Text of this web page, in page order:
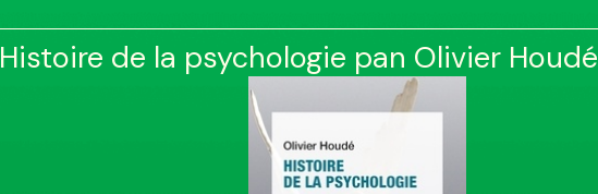
Histoire de la psychologie pan Olivier Houdé